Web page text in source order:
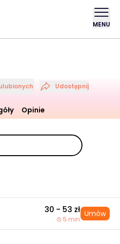
MENU
Udostępnij
Opinie
30 - 53 zł
5 min
Umów